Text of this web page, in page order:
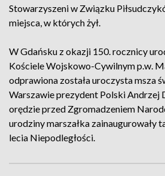
Stowarzyszeni w Związku
miejsca, w których żył.
W Gdańsku z okazji 150. rocznicy
Kościele Wojskowo-Cywilnym p.w.
odprawiona została uroczysta msza
Warszawie prezydent Polski Andrzej
orędzie przed Zgromadzeniem
urodziny marszałka zainaugurowały
lecia Niepodległości.